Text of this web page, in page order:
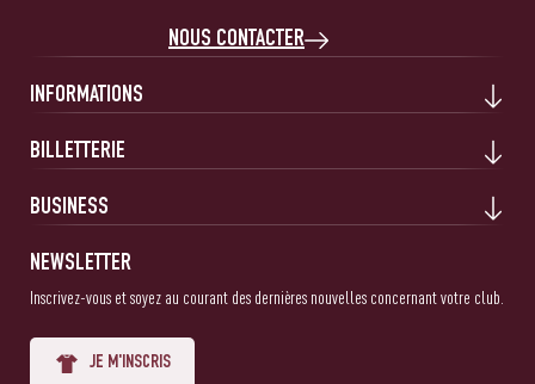
NOUS CONTACTER
INFORMATIONS
BILLETTERIE
BUSINESS
NEWSLETTER
Inscrivez-vous et soyez au courant des dernières nouvelles concernant votre club.
JE M'INSCRIS